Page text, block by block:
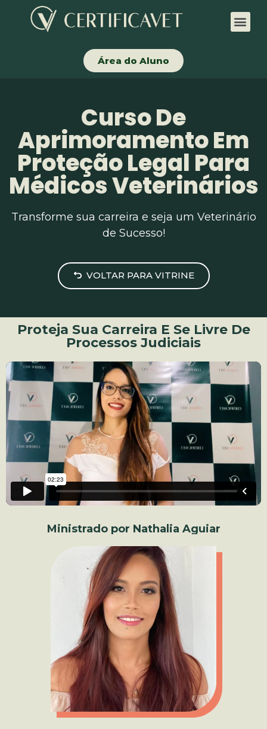
Área do Aluno
Curso De
Aprimoramento Em
Proteção Legal Para
Médicos Veterinários
Transforme sua carreira e seja um Veterinário
de Sucesso!
VOLTAR PARA VITRINE
Proteja Sua Carreira E Se Livre De
Processos Judiciais
Ministrado por Nathalia Aguiar